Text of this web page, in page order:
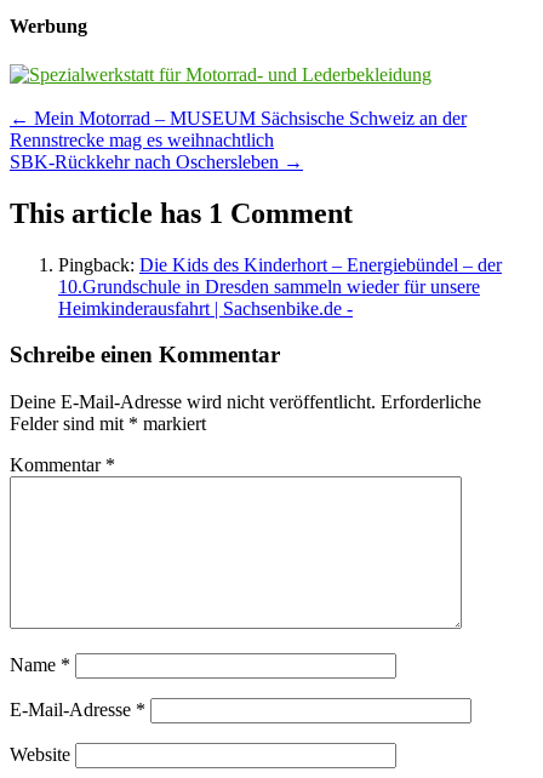
Werbung
Post
navigation
← Mein Motorrad – MUSEUM Sächsische Schweiz an der
Rennstrecke mag es weihnachtlich
SBK-Rückkehr nach Oschersleben →
This article has 1 Comment
Pingback: Die Kids des Kinderhort – Energiebündel – der
10.Grundschule in Dresden sammeln wieder für unsere
Heimkinderausfahrt | Sachsenbike.de -
Schreibe einen Kommentar
Deine E-Mail-Adresse wird nicht veröffentlicht. Erforderliche
Felder sind mit * markiert
Kommentar *
Name *
E-Mail-Adresse *
Website